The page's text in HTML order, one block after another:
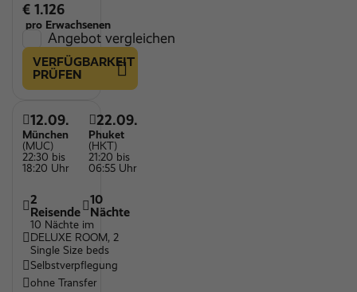
€ 1.126
pro Erwachsenen
Angebot vergleichen
VERFÜGBARKEIT
PRÜFEN
12.09.
München
(MUC)
22:30 bis
18:20 Uhr
22.09.
Phuket
(HKT)
21:20 bis
06:55 Uhr
2
Reisende
10
Nächte
10 Nächte im
DELUXE ROOM, 2
Single Size beds
Selbstverpflegung
ohne Transfer